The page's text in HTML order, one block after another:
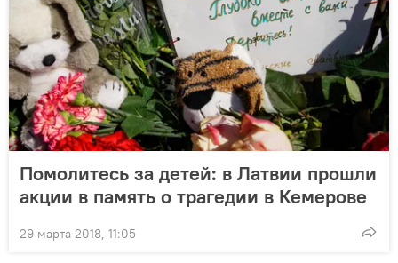
Помолитесь за детей: в Латвии прошли
акции в память о трагедии в Кемерове
29 марта 2018, 11:05